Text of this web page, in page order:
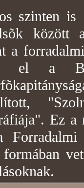
szinten
között
a
el a
Ez a
Forradalmi